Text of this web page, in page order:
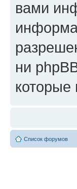
вами
ни
которые
Список форумов